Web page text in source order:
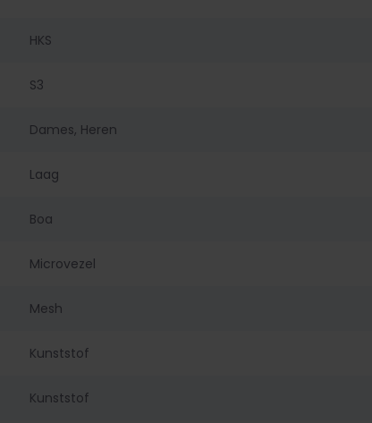
HKS
S3
Dames, Heren
Laag
Boa
Microvezel
Mesh
Kunststof
Kunststof